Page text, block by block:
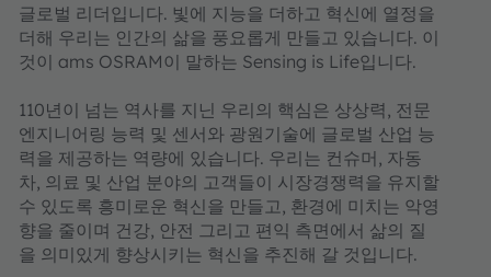
글로벌 리더입니다. 빛에 지능을 더하고 혁신에 열정을
더해 우리는 인간의 삶을 풍요롭게 만들고 있습니다. 이
것이 ams OSRAM이 말하는 Sensing is Life입니다.
110년이 넘는 역사를 지닌 우리의 핵심은 상상력, 전문
엔지니어링 능력 및 센서와 광원기술에 글로벌 산업 능
력을 제공하는 역량에 있습니다. 우리는 컨슈머, 자동
차, 의료 및 산업 분야의 고객들이 시장경쟁력을 유지할
수 있도록 흥미로운 혁신을 만들고, 환경에 미치는 악영
향을 줄이며 건강, 안전 그리고 편익 측면에서 삶의 질
을 의미있게 향상시키는 혁신을 추진해 갈 것입니다.